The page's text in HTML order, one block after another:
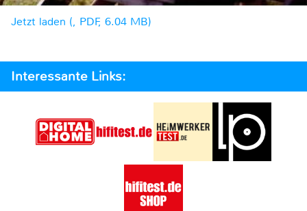
Jetzt laden (, PDF, 6.04 MB)
Interessante Links: